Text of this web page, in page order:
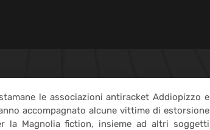
le associazioni antiracket Addiopizzo e
accompagnato alcune vittime di estorsione
la Magnolia fiction, insieme ad altri soggetti